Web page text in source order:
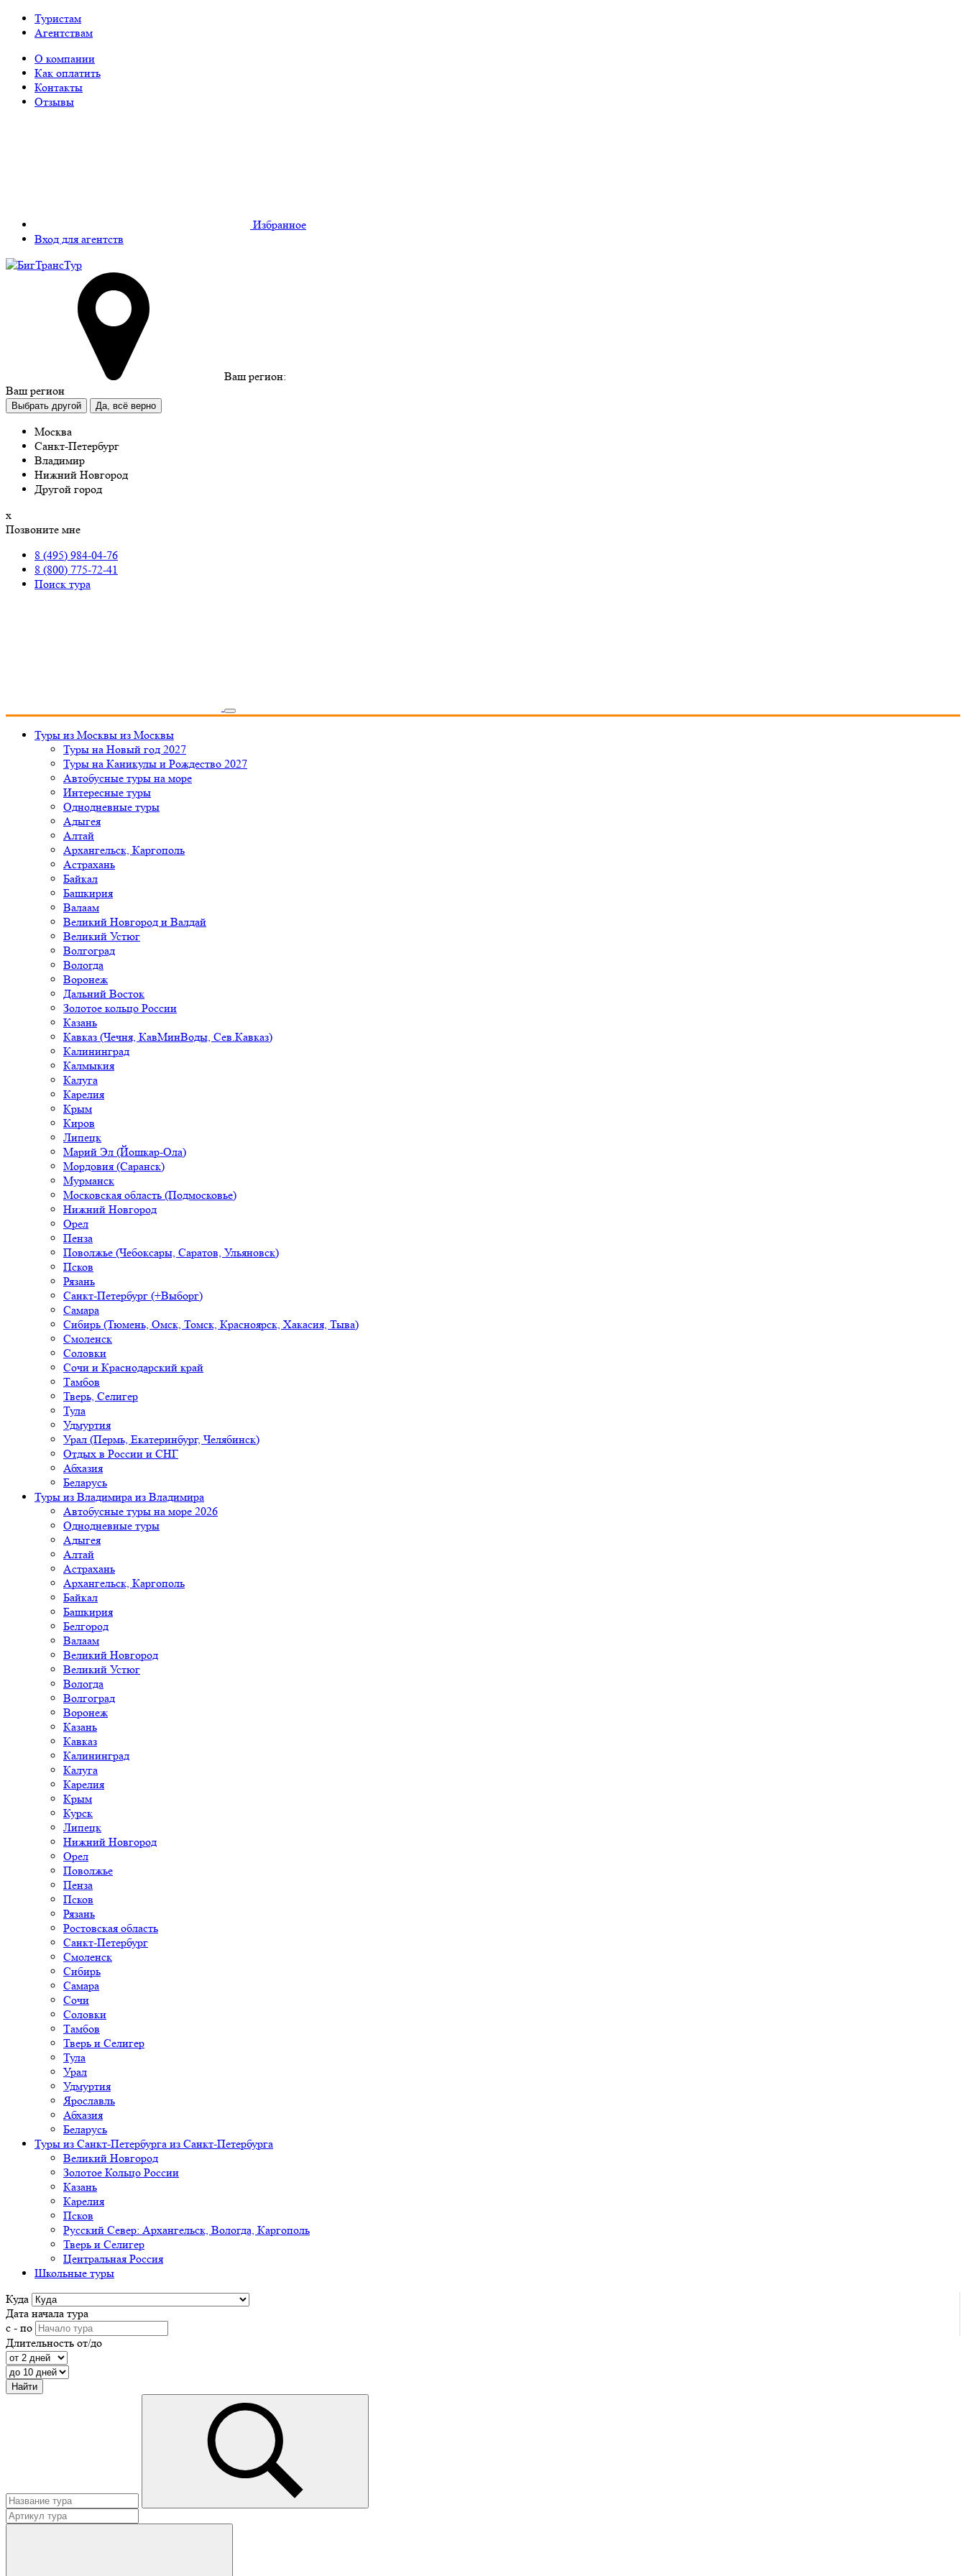
Туристам
Агентствам
О компании
Как оплатить
Контакты
Отзывы
Избранное
Вход для агентств
Ваш регион:
Ваш регион
Выбрать другой Да, всё верно
Москва
Санкт-Петербург
Владимир
Нижний Новгород
Другой город
х
Позвоните мне
8 (495) 984-04-76
8 (800) 775-72-41
Поиск тура
Туры из Москвы из Москвы
Туры на Новый год 2027
Туры на Каникулы и Рождество 2027
Автобусные туры на море
Интересные туры
Однодневные туры
Адыгея
Алтай
Архангельск, Каргополь
Астрахань
Байкал
Башкирия
Валаам
Великий Новгород и Валдай
Великий Устюг
Волгоград
Вологда
Воронеж
Дальний Восток
Золотое кольцо России
Казань
Кавказ (Чечня, КавМинВоды, Сев.Кавказ)
Калининград
Калмыкия
Калуга
Карелия
Крым
Киров
Липецк
Марий Эл (Йошкар-Ола)
Мордовия (Саранск)
Мурманск
Московская область (Подмосковье)
Нижний Новгород
Орел
Пенза
Поволжье (Чебоксары, Саратов, Ульяновск)
Псков
Рязань
Санкт-Петербург (+Выборг)
Самара
Сибирь (Тюмень, Омск, Томск, Красноярск, Хакасия, Тыва)
Смоленск
Соловки
Сочи и Краснодарский край
Тамбов
Тверь, Селигер
Тула
Удмуртия
Урал (Пермь, Екатеринбург, Челябинск)
Отдых в России и СНГ
Абхазия
Беларусь
Туры из Владимира из Владимира
Автобусные туры на море 2026
Однодневные туры
Адыгея
Алтай
Астрахань
Архангельск, Каргополь
Байкал
Башкирия
Белгород
Валаам
Великий Новгород
Великий Устюг
Вологда
Волгоград
Воронеж
Казань
Кавказ
Калининград
Калуга
Карелия
Крым
Курск
Липецк
Нижний Новгород
Орел
Поволжье
Пенза
Псков
Рязань
Ростовская область
Санкт-Петербург
Смоленск
Сибирь
Самара
Сочи
Соловки
Тамбов
Тверь и Селигер
Тула
Урал
Удмуртия
Ярославль
Абхазия
Беларусь
Туры из Санкт-Петербурга из Санкт-Петербурга
Великий Новгород
Золотое Кольцо России
Казань
Карелия
Псков
Русский Север: Архангельск, Вологда, Каргополь
Тверь и Селигер
Центральная Россия
Школьные туры
Куда
Дата начала тура
с - по
Длительность от/до